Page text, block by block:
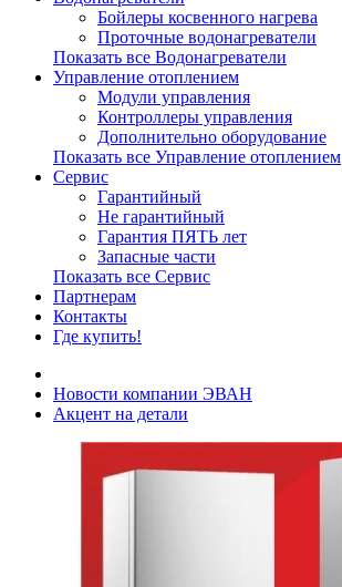
Бойлеры косвенного нагрева
Проточные водонагреватели
Показать все Водонагреватели
Управление отоплением
Модули управления
Контроллеры управления
Дополнительно оборудование
Показать все Управление отоплением
Сервис
Гарантийный
Не гарантийный
Гарантия ПЯТЬ лет
Запасные части
Показать все Сервис
Партнерам
Контакты
Где купить!
Новости компании ЭВАН
Акцент на детали